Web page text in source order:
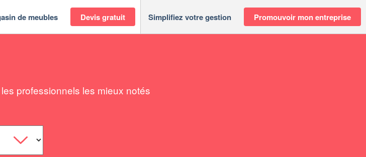
de meubles Devis gratuit Simplifiez votre gestion Promouvoir mon entreprise
professionnels les mieux notés